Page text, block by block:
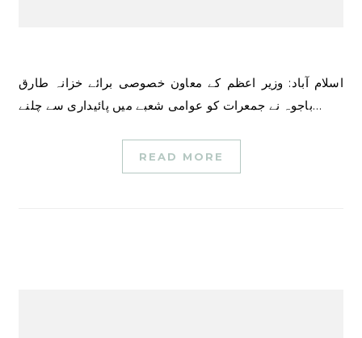
اسلام آباد: وزیر اعظم کے معاون خصوصی برائے خزانہ طارق
باجوہ نے جمعرات کو عوامی شعبے میں پائیداری سے چلنے…
READ MORE